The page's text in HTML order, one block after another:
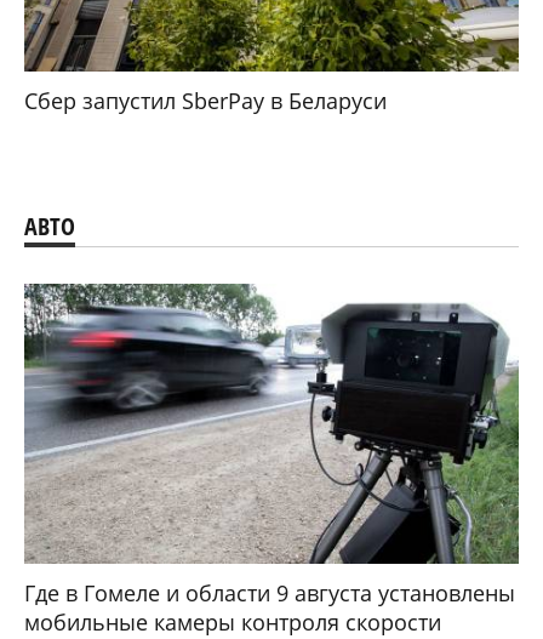
Сбер запустил SberPay в Беларуси
АВТО
Где в Гомеле и области 9 августа установлены
мобильные камеры контроля скорости